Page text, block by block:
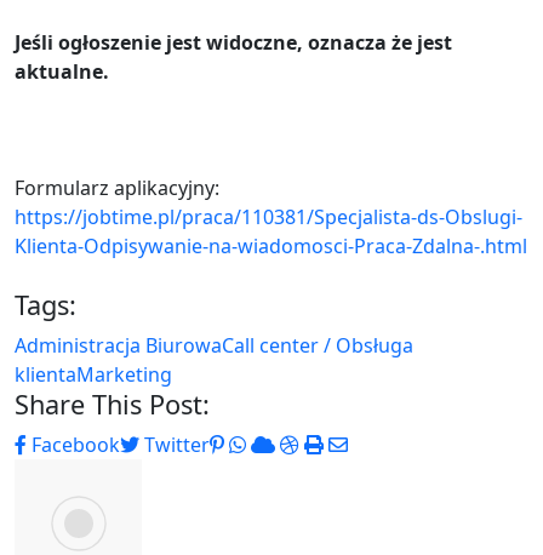
Jeśli ogłoszenie jest widoczne, oznacza że jest
aktualne.
Formularz aplikacyjny:
https://jobtime.pl/praca/110381/Specjalista-ds-Obslugi-
Klienta-Odpisywanie-na-wiadomosci-Praca-Zdalna-.html
Tags:
Administracja BiurowaCall center / Obsługa
klientaMarketing
Share This Post:
Facebook Twitter Pinterest
Whatsapp
CloudStumbleUpon
PrintShare